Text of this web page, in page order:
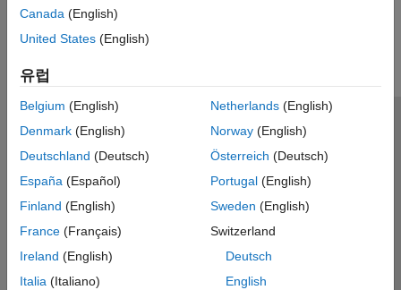
Canada (English)
United States (English)
유럽
Belgium (English)
Denmark (English)
Deutschland (Deutsch)
España (Español)
Finland (English)
France (Français)
Ireland (English)
Italia (Italiano)
Netherlands(English)
Norway(English)
Österreich (Deutsch)
Portugal(English)
Sweden (English)
Switzerland
Deutsch
English
신뢰 센터 등록 상표 개인정보 취급방침
불법 복제 방지
애플리케이션 상태
© 1994-2026 The MathWorks, Inc.